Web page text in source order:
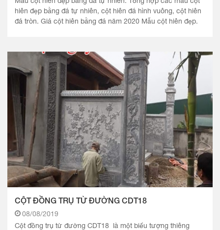
hiên đẹp bằng đá tự nhiên, cột hiên đá hình vuông, cột hiên
đá tròn. Giá cột hiên bằng đá năm 2020 Mẫu cột hiên đẹp.
CỘT ĐỒNG TRỤ TỪ ĐƯỜNG CDT18
08/08/2019
Cột đồng trụ từ đường CDT18 là một biểu tượng thiêng